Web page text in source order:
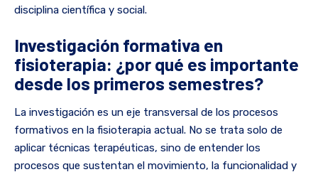
disciplina científica y social.
Investigación formativa en
fisioterapia: ¿por qué es importante
desde los primeros semestres?
La investigación es un eje transversal de los procesos
formativos en la fisioterapia actual. No se trata solo de
aplicar técnicas terapéuticas, sino de entender los
procesos que sustentan el movimiento, la funcionalidad y